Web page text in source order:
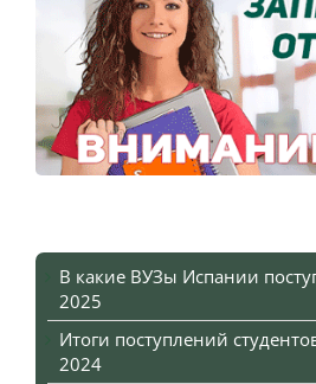
В какие ВУЗы Испании
2025
Итоги поступлений
2024